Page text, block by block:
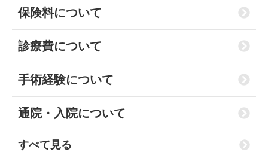
保険料について
診療費について
手術経験について
通院・入院について
すべて見る